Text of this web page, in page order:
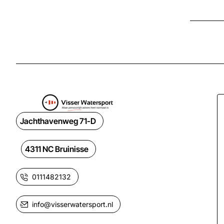
Jachthavenweg 71-D
4311 NC Bruinisse
0111482132
info@visserwatersport.nl